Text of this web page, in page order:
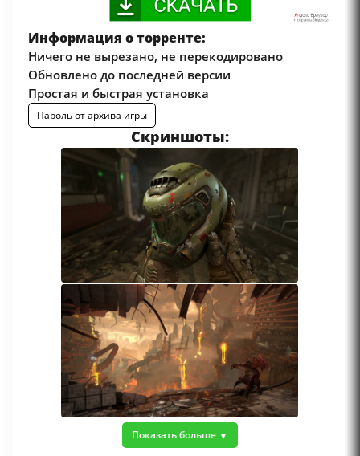
Информация о торренте:
Ничего не вырезано, не перекодировано
Обновлено до последней версии
Простая и быстрая установка
Пароль от архива игры
Скриншоты:
Показать больше